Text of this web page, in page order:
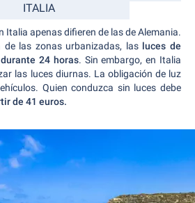
ITALIA
Italia apenas difieren de las de Alemania.
las zonas urbanizadas, lasluces de
24 horas. Sin embargo, en Italia
las luces diurnas. La obligación de luz
Quien conduzca sin luces debe
de 41 euros.